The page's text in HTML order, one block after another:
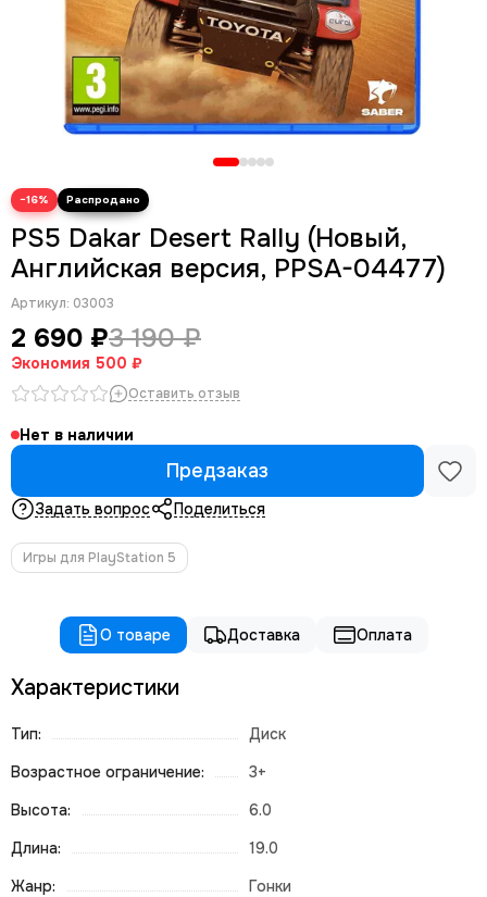
−16%
PS5 Dakar Desert Rally (Новый,
Английская версия, PPSA-04477)
Артикул: 03003
2 690 ₽3 190 ₽
Экономия 500 ₽
Оставить отзыв
Нет в наличии
Предзаказ
Задать вопрос Поделиться
Игры для PlayStation 5
О товаре Доставка Оплата
Характеристики
Тип:
Диск
Возрастное ограничение:
3+
Высота:
6.0
Длина:
19.0
Жанр:
Гонки